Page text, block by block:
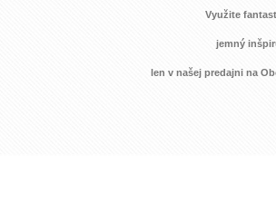
Využite
jemný
len v našej predajni na